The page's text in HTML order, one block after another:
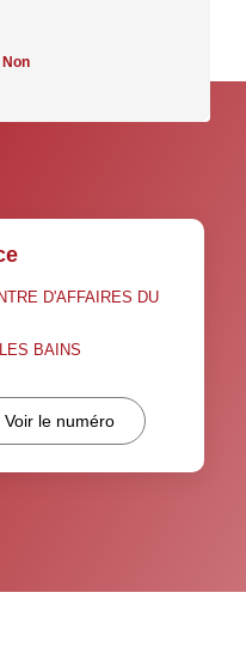
Non
D'AFFAIRES DU
BAINS
Voir le numéro